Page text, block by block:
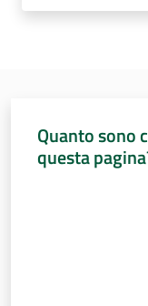
Assemblea
Quanto sono
questa